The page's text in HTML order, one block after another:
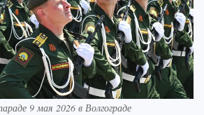
9 мая 2026 в Волгограде